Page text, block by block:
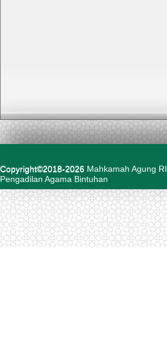
Copyright©2018-2026 Mahkamah Agung RI
Pengadilan Agama Bintuhan